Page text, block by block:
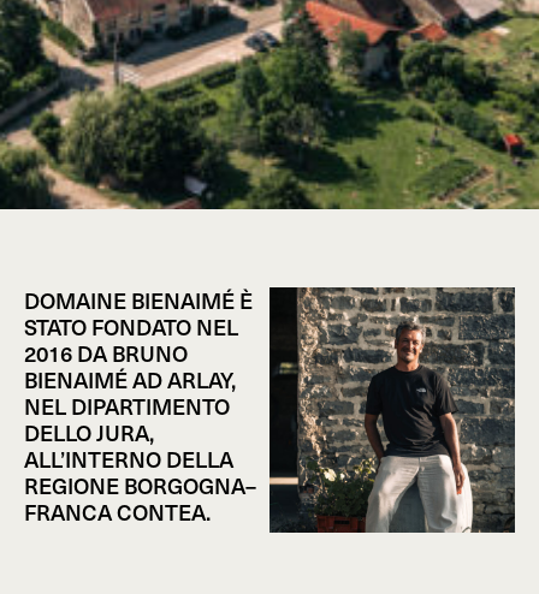
DOMAINE BIENAIMÉ È
STATO FONDATO NEL
2016 DA BRUNO
BIENAIMÉ AD ARLAY,
NEL DIPARTIMENTO
DELLO JURA,
ALL’INTERNO DELLA
REGIONE BORGOGNA–
FRANCA CONTEA.